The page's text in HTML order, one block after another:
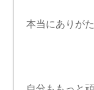
本当にありが